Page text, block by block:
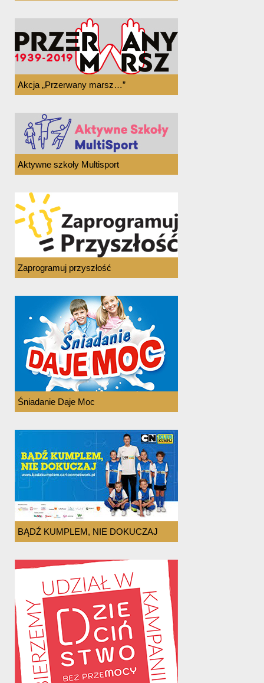
Akcja „Przerwany marsz…”
Aktywne szkoły Multisport
Zaprogramuj przyszłość
Śniadanie Daje Moc
BĄDŹ KUMPLEM, NIE DOKUCZAJ